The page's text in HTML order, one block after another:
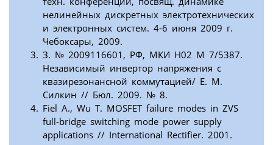
нелинейных дискретных электротехнических
и электронных систем. 4-6 июня 2009 г.
Чебоксары, 2009.
З. № 2009116601, РФ, МКИ Н02 М 7/5387.
Независимый инвертор напряжения с
квазирезонансной коммутацией/ Е. М.
Силкин // Бюл. 2009. № 8.
Fiel A., Wu T. MOSFET failure modes in ZVS
full-bridge switching mode power supply
applications // International Rectifier. 2001.